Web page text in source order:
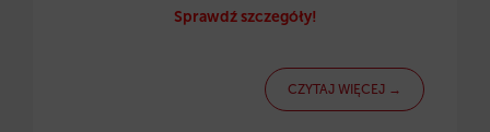
Sprawdź szczegóły!
CZYTAJ WIĘCEJ →